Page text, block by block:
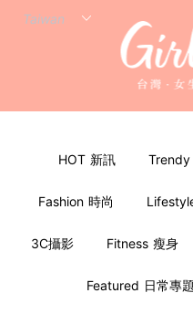
HOT 新訊 Trendy
Fashion 時尚
3C攝影 Fitness 瘦身
Featured 日常專題